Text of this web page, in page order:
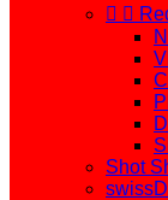
 
Shot